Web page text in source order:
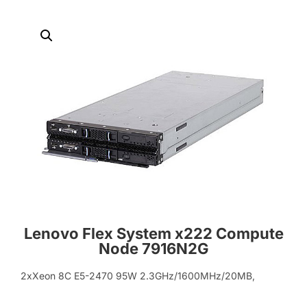
Lenovo Flex System x222 Compute
Node 7916N2G
2xXeon 8C E5-2470 95W 2.3GHz/1600MHz/20MB,